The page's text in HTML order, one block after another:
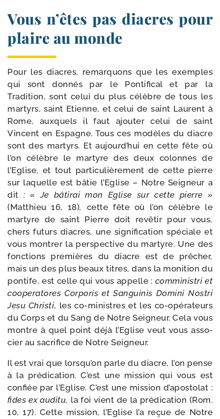
Vous n’êtes pas diacres pour
plaire au monde
Pour les diacres, remar­quons que les exemples
qui sont don­nés par le Pontifical et par la
Tradition, sont celui du plus célèbre de tous les
mar­tyrs, saint Etienne, et celui de saint Laurent à
Rome, aux­quels il faut ajou­ter celui de saint
Vincent en Espagne. Tous ces modèles du diacre
sont des mar­tyrs. Et aujourd’hui en cette fête où
l’on célèbre le mar­tyre des deux colonnes de
l’Eglise, et tout par­ti­cu­liè­re­ment de cette pierre
sur laquelle est bâtie l’Eglise – Notre Seigneur a
dit : « Je bâti­rai mon Eglise sur cette pierre »
(Matthieu 16, 18), cette fête où l’on célèbre le
mar­tyre de saint Pierre doit revê­tir pour vous,
chers futurs diacres, une signi­fi­ca­tion spé­ciale et
vous mon­trer la pers­pec­tive du mar­tyre. Une des
fonc­tions pre­mières du diacre est de prê­cher,
mais un des plus beaux titres, dans la moni­tion du
pon­tife, est celle qui vous appelle : com­mi­nis­tri et
coope­ra­tores Corporis et Sanguinis Domini Nostri
Jesu Christi, les co-​ministres et les co-​opérateurs
du Corps et du Sang de Notre Seigneur. Cela vous
montre à quel point déjà l’Eglise veut vous asso­
cier au sacri­fice de Notre Seigneur.
Il est vrai que lorsqu’on parle du diacre, l’on pense
à la pré­di­ca­tion. C’est une mis­sion qui vous est
confiée par l’Eglise. C’est une mis­sion d’apostolat :
fides ex audi­tu, la foi vient de la pré­di­ca­tion (Rom.
10, 17). Cette mis­sion, l’Eglise l’a reçue de Notre